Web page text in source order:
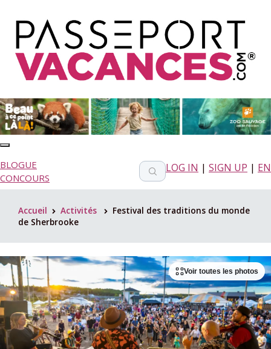
BLOGUE
CONCOURS
LOG IN | SIGN UP | EN
Accueil > Activités >
Festival des traditions du monde
de Sherbrooke
Voir toutes les photos